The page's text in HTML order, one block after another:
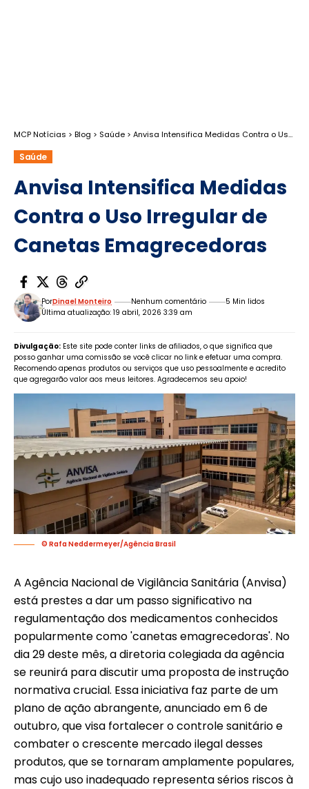
MCP Notícias > Blog > Saúde > Anvisa Intensifica Medidas Contra o Uso Irregular de Canetas Emagrecedoras
Saúde
Anvisa Intensifica Medidas
Contra o Uso Irregular de
Canetas Emagrecedoras
Última atualização: 19 abril, 2026 3:39 am
PorDinael Monteiro Nenhum comentário 5 Min lidos
Divulgação: Este site pode conter links de afiliados, o que significa que
posso ganhar uma comissão se você clicar no link e efetuar uma compra.
Recomendo apenas produtos ou serviços que uso pessoalmente e acredito
que agregarão valor aos meus leitores. Agradecemos seu apoio!
© Rafa Neddermeyer/Agência Brasil
A Agência Nacional de Vigilância Sanitária (Anvisa)
está prestes a dar um passo significativo na
regulamentação dos medicamentos conhecidos
popularmente como 'canetas emagrecedoras'. No
dia 29 deste mês, a diretoria colegiada da agência
se reunirá para discutir uma proposta de instrução
normativa crucial. Essa iniciativa faz parte de um
plano de ação abrangente, anunciado em 6 de
outubro, que visa fortalecer o controle sanitário e
combater o crescente mercado ilegal desses
produtos, que se tornaram amplamente populares,
mas cujo uso inadequado representa sérios riscos à